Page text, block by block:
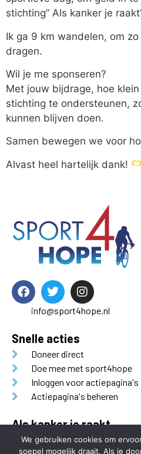
stichting” Als kanker je
Ik ga 9 km wandelen, om
dragen.
Wil je me sponseren?
Met jouw bijdrage, hoe
stichting te ondersteunen,
kunnen blijven doen.
Samen bewegen we voor
Alvast heel hartelijk dank!
info@sport4hope.nl
Snelle acties
Doneer direct
Doe mee met sport4hope
Inloggen voor actiepagina's
Actiepagina's beheren
Als kanker je raakt
Sport4Hope is een initiatief van
We gebruiken cookies om
soepel mogelijk draait. Als je